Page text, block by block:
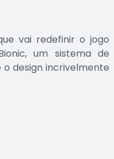
vai redefinir o jogo
um sistema de
o design incrivelmente